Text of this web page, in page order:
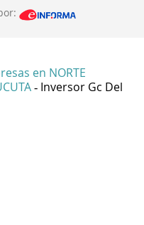
en NORTE
- Inversor Gc Del